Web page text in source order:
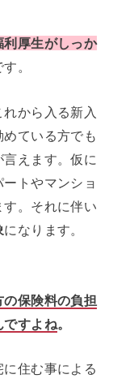
利厚生がしっか
す。
から入る新入
ている方でも
えます。仮に
トやマンショ
。それに伴い
になります。
保険料の負担
ですよね 。
住む事による